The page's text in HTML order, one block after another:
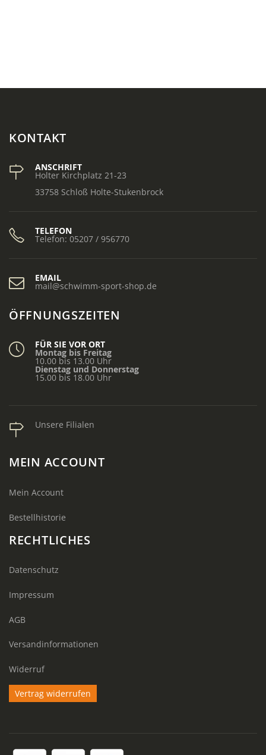
KONTAKT
ANSCHRIFT
Holter Kirchplatz 21-23
33758 Schloß Holte-Stukenbrock
TELEFON
Telefon: 05207 / 956770
EMAIL
mail@schwimm-sport-shop.de
ÖFFNUNGSZEITEN
FÜR SIE VOR ORT
Montag bis Freitag
10.00 bis 13.00 Uhr
Dienstag und Donnerstag
15.00 bis 18.00 Uhr
Unsere Filialen
MEIN ACCOUNT
Mein Account
Bestellhistorie
RECHTLICHES
Datenschutz
Impressum
AGB
Versandinformationen
Widerruf
Vertrag widerrufen